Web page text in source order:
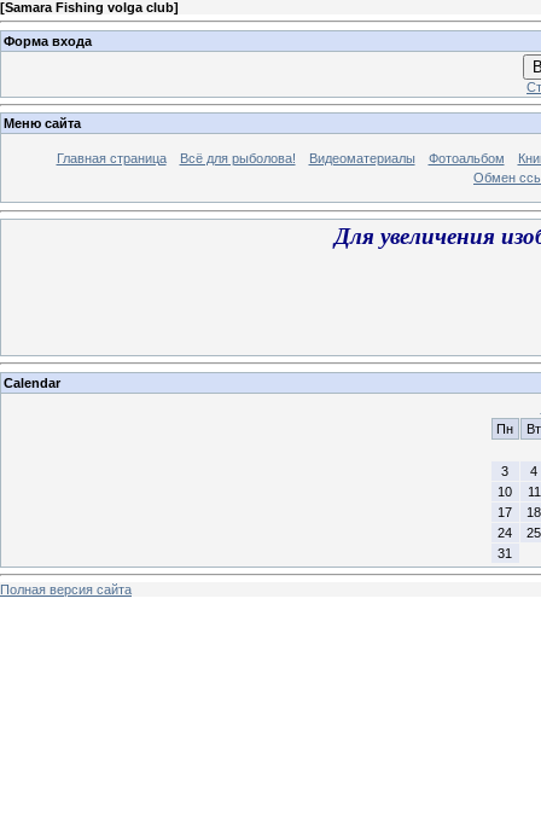
[Samara Fishing volga club]
Форма входа
Меню сайта
Главная страница Всё для рыболова! Видеоматериалы Фотоальбом
Обмен
Для увеличения
Calendar
Пн
Вт
3
4
10
11
17
18
24
25
31
Полная версия сайта